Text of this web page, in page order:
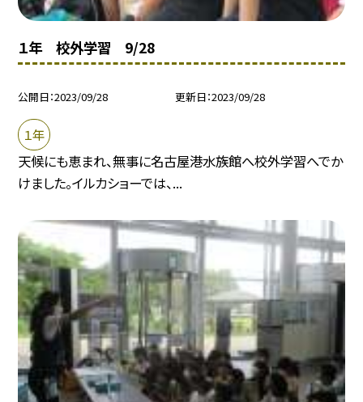
１年 校外学習 9/28
公開日 2023/09/28 更新日 2023/09/28
１年
天候にも恵まれ、無事に名古屋港水族館へ校外学習へでか
けました。イルカショーでは、...